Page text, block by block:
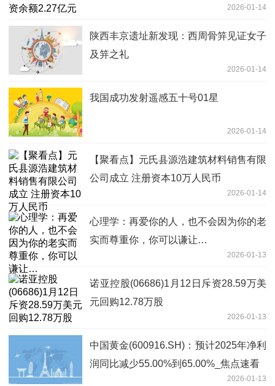
2026-01-14
陕西丰京遗址新发现：西周骨笄见证女子
及笄之礼
2026-01-14
我国成功发射遥感五十号01星
2026-01-14
【聚看点】元氏县源浩建筑材料销售有限
公司成立 注册资本10万人民币
2026-01-14
心理学：再爱你的人，也不会因为你的老
实而尊重你，你可以谦让…
2026-01-13
诺亚控股(06686)1月12日斥资28.59万美
元回购12.78万股
2026-01-13
中国黄金(600916.SH)：预计2025年净利
润同比减少55.00%到65.00%_焦点速看
2026-01-13